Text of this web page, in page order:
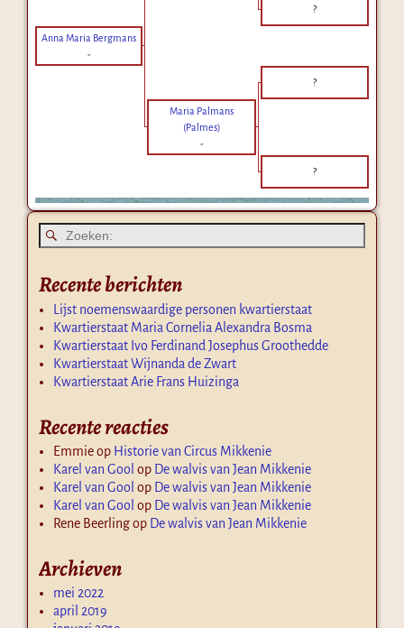
?
Anna Maria Bergmans
-
?
Maria Palmans
(Palmes)
-
?
Recente berichten
Lijst noemenswaardige personen kwartierstaat
Kwartierstaat Maria Cornelia Alexandra Bosma
Kwartierstaat Ivo Ferdinand Josephus Groothedde
Kwartierstaat Wijnanda de Zwart
Kwartierstaat Arie Frans Huizinga
Recente reacties
Emmieop Historie van Circus Mikkenie
Karel van Gool op De walvis van Jean Mikkenie
Karel van Gool op De walvis van Jean Mikkenie
Karel van Gool op De walvis van Jean Mikkenie
Rene Beerlingop De walvis van Jean Mikkenie
Archieven
mei 2022
april 2019